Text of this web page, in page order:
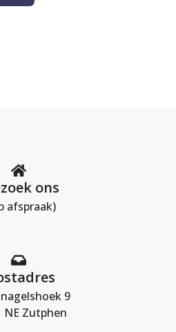
ons
afspraak)
9
NE Zutphen